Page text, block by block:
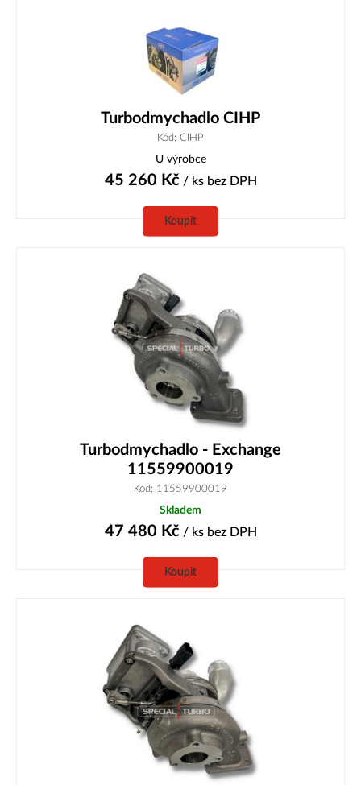
Turbodmychadlo CIHP
Kód: CIHP
U výrobce
45 260 Kč/ ks bez DPH
Koupit
Turbodmychadlo - Exchange
11559900019
Kód: 11559900019
Skladem
47 480 Kč/ ks bez DPH
Koupit